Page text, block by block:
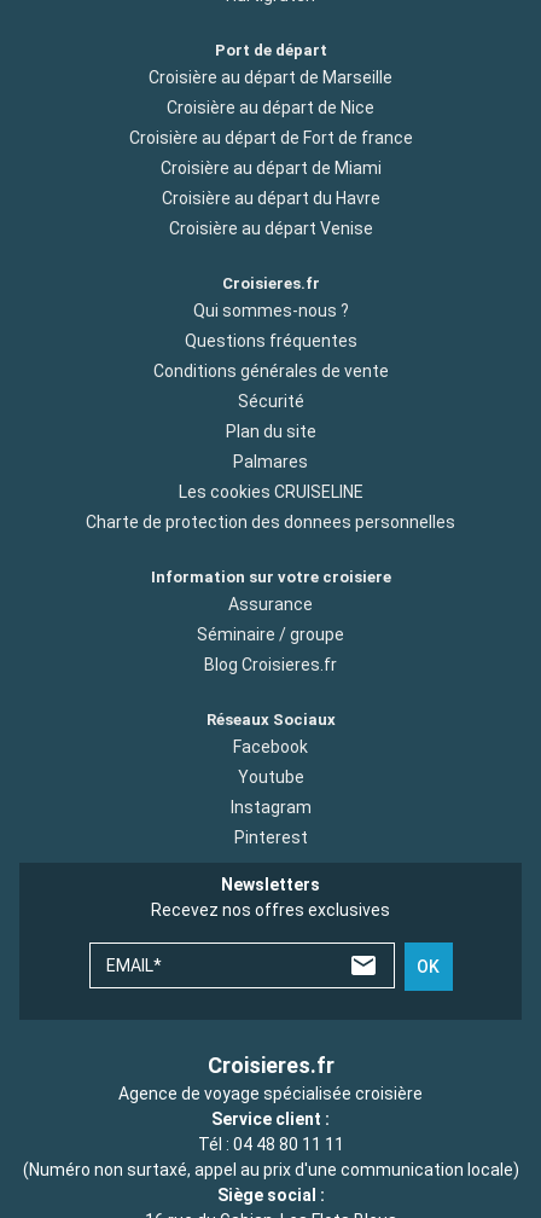
Port de départ
Croisière au départ de Marseille
Croisière au départ de Nice
Croisière au départ de Fort de france
Croisière au départ de Miami
Croisière au départ du Havre
Croisière au départ Venise
Croisieres.fr
Qui sommes-nous ?
Questions fréquentes
Conditions générales de vente
Sécurité
Plan du site
Palmares
Les cookies CRUISELINE
Charte de protection des donnees personnelles
Information sur votre croisiere
Assurance
Séminaire / groupe
Blog Croisieres.fr
Réseaux Sociaux
Facebook
Youtube
Instagram
Pinterest
Newsletters
Recevez nos offres exclusives
EMAIL* OK
Croisieres.fr
Agence de voyage spécialisée croisière
Service client :
Tél : 04 48 80 11 11
(Numéro non surtaxé, appel au prix d'une communication locale)
Siège social :